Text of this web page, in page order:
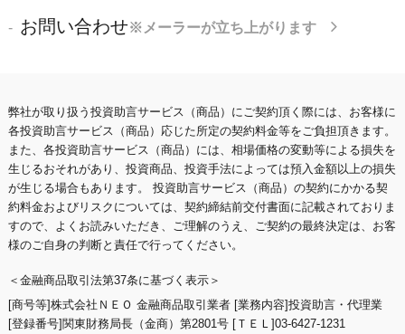
お問い合わせ※メーラーが立ち上がります
弊社が取り扱う投資助言サービス（商品）にご契約頂く際には、お客様に
各投資助言サービス（商品）応じた所定の契約料金等をご負担頂きます。
また、各投資助言サービス（商品）には、相場価格の変動等による損失を
生じるおそれがあり、投資商品、投資手法によっては預入金額以上の損失
が生じる場合もあります。 投資助言サービス（商品）の契約にかかる契
約料金およびリスクについては、契約締結前交付書面に記載されておりま
すので、よくお読みいただき、ご理解のうえ、ご契約の最終決定は、お客
様のご自身の判断と責任で行ってください。
＜金融商品取引法第37条に基づく表示＞
[商号等]株式会社ＮＥＯ 金融商品取引業者 [業務内容]投資助言・代理業
[登録番号]関東財務局長（金商）第2801号 [ＴＥＬ]03-6427-1231